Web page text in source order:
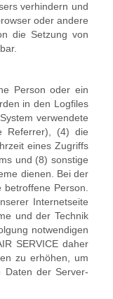
verhindern und
oder andere
die Setzung von
Person oder ein
in den Logfiles
verwendete
Referrer), (4) die
eines Zugriffs
und (8) sonstige
dienen. Bei der
betroffene Person.
Internetseite
und der Technik
notwendigen
SERVICE daher
zu erhöhen, um
Daten der Server-